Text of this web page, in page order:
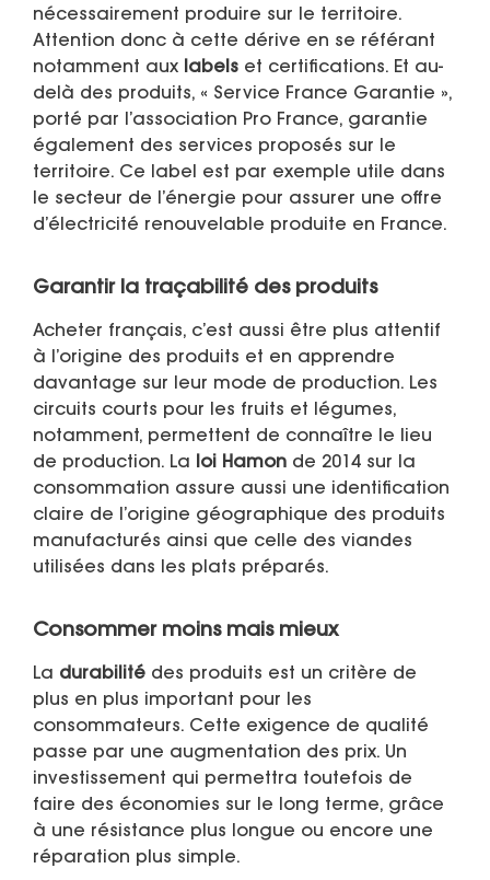
nécessairement produire sur le territoire.
Attention donc à cette dérive en se référant
notamment aux
labels et certifications. Et au-
delà des produits, « Service France Garantie »,
porté par l’association Pro France, garantie
également des services proposés sur le
territoire. Ce label est par exemple utile dans
le secteur de l’énergie pour assurer une offre
d’électricité renouvelable produite en France.
Garantir la traçabilité des produits
Acheter français, c’est aussi être plus attentif
à l’origine des produits et en apprendre
davantage sur leur mode de production. Les
circuits courts pour les fruits et légumes,
notamment, permettent de connaître le lieu
de production. La
loi Hamon de 2014 sur la
consommation assure aussi une identification
claire de l’origine géographique des produits
manufacturés ainsi que celle des viandes
utilisées dans les plats préparés.
Consommer moins mais mieux
La durabilité des produits est un critère de
plus en plus important pour les
consommateurs. Cette exigence de qualité
passe par une augmentation des prix. Un
investissement qui permettra toutefois de
faire des économies sur le long terme, grâce
à une résistance plus longue ou encore une
réparation plus simple.